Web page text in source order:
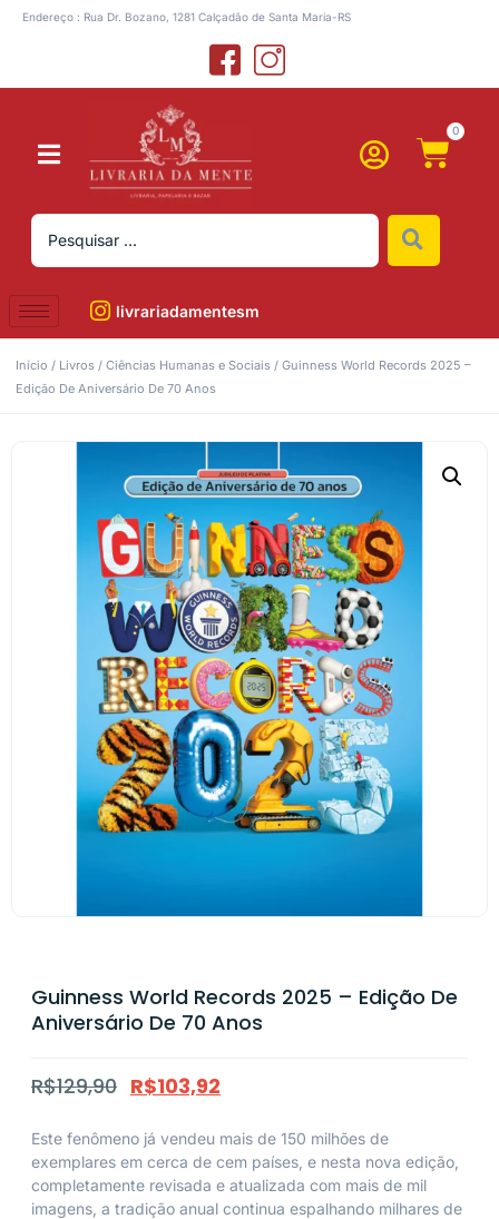
Endereço : Rua Dr. Bozano, 1281 Calçadão de Santa Maria-RS
0
livrariadamentesm
Início / Livros / Ciências Humanas e Sociais / Guinness World Records 2025 –
Edição De Aniversário De 70 Anos
Guinness World Records 2025 – Edição De
Aniversário De 70 Anos
R$129,90 R$103,92
Este fenômeno já vendeu mais de 150 milhões de
exemplares em cerca de cem países, e nesta nova edição,
completamente revisada e atualizada com mais de mil
imagens, a tradição anual continua espalhando milhares de